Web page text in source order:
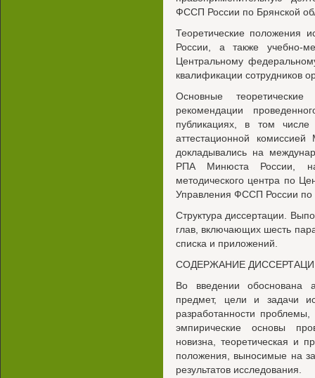
ФССП России по Брянской
Теоретические положения
России, а также учебно-
Центральному
квалификации сотрудников
Основные
рекомендации
публикациях, в том
аттестационной
докладывались на
РПА Минюста России,
методического центра по
Управления ФССП России по
Структура диссертации.
глав, включающих шесть
списка и приложений.
СОДЕРЖАНИЕ
Во введении обоснована
предмет, цели и задачи
разработанности
эмпирические основы
новизна, теоретическая и
положения, выносимые на
результатов исследования.